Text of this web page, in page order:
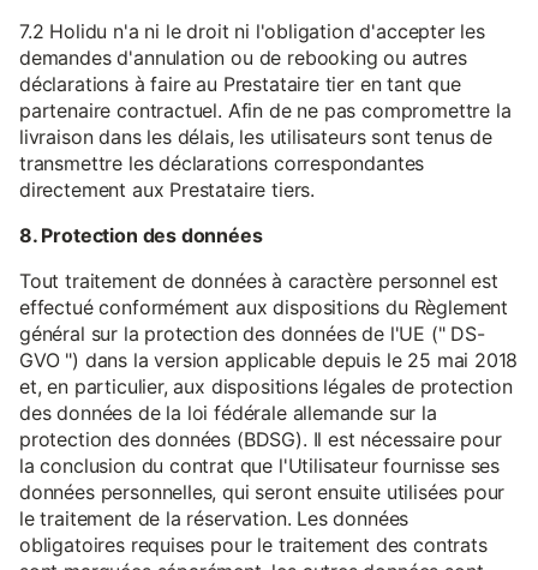
7.2 Holidu n'a ni le droit ni l'obligation d'accepter les
demandes d'annulation ou de rebooking ou autres
déclarations à faire au Prestataire tier en tant que
partenaire contractuel. Afin de ne pas compromettre la
livraison dans les délais, les utilisateurs sont tenus de
transmettre les déclarations correspondantes
directement aux Prestataire tiers.
8. Protection des données
Tout traitement de données à caractère personnel est
effectué conformément aux dispositions du Règlement
général sur la protection des données de l'UE (" DS-
GVO ") dans la version applicable depuis le 25 mai 2018
et, en particulier, aux dispositions légales de protection
des données de la loi fédérale allemande sur la
protection des données (BDSG). Il est nécessaire pour
la conclusion du contrat que l'Utilisateur fournisse ses
données personnelles, qui seront ensuite utilisées pour
le traitement de la réservation. Les données
obligatoires requises pour le traitement des contrats